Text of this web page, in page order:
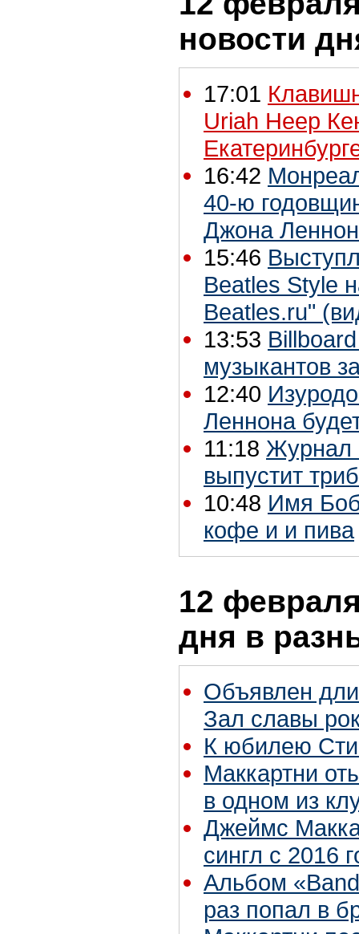
новости
17:01
Uriah Heep
16:42
40-ю
Джона
15:46
Beatles Style
Beatles.ru"
13:53
музыкантов
12:40
Леннона
11:18 Журнал
выпустит
10:48 Имя
кофе и и пива
12
дня в
Объявлен
Зал славы
К юбилею
Маккартни
в одном из
Джеймс
сингл с 2016
Альбом
раз попал в